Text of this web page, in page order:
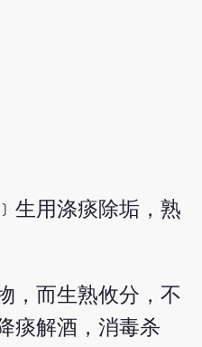
生用涤痰除垢，熟
，而生熟攸分，不
痰解酒，消毒杀